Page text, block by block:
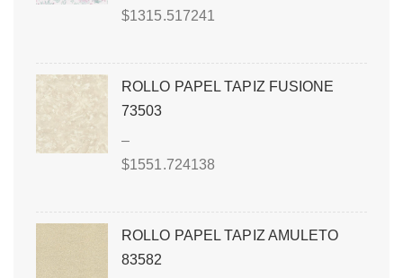
$1315.517241
ROLLO PAPEL TAPIZ FUSIONE
73503
–
$1551.724138
ROLLO PAPEL TAPIZ AMULETO
83582